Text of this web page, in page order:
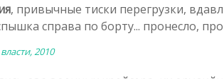
, привычные тиски перегрузки,
справа по борту... пронесло,
2010